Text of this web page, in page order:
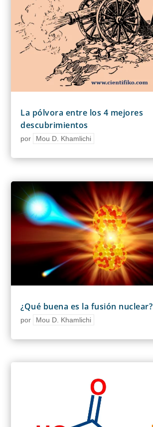
La pólvora entre los 4 mejores
descubrimientos
por Mou D. Khamlichi
¿Qué buena es la fusión nuclear?
por Mou D. Khamlichi